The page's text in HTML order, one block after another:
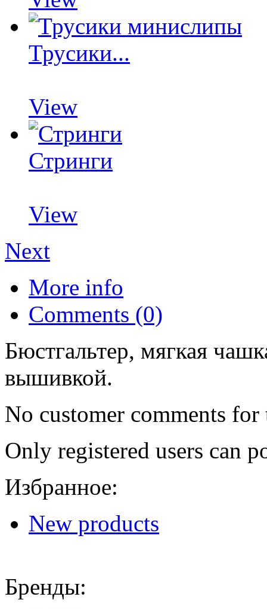
Трусики...
View
Стринги
View
Next
More info
Comments (0)
Бюстгальтер, мягкая
вышивкой.
No customer comments for
Only registered users can
Избранное:
New products
Бренды: